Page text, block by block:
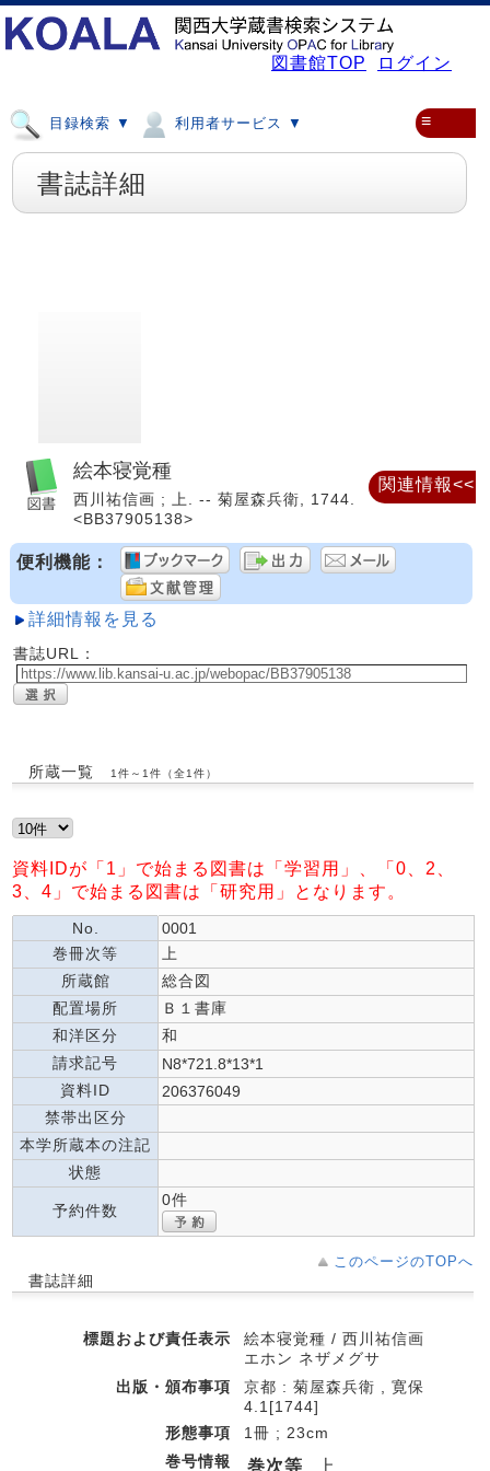
図書館TOP ログイン
目録検索 ▼ 利用者サービス ▼ ≡
書誌詳細
絵本寝覚種
西川祐信画 ; 上. -- 菊屋森兵衛, 1744.
<BB37905138>
便利機能：
詳細情報を見る
書誌URL：
所蔵一覧 1件～1件（全1件）
資料IDが「1」で始まる図書は「学習用」、「0、2、
3、4」で始まる図書は「研究用」となります。
No.
0001
巻冊次等
上
所蔵館
総合図
配置場所
Ｂ１書庫
和洋区分
和
請求記号
N8*721.8*13*1
資料ID
206376049
禁帯出区分
本学所蔵本の注記
状態
予約件数
0件
このページのTOPへ
書誌詳細
標題および責任表示
絵本寝覚種 / 西川祐信画
エホン ネザメグサ
出版・頒布事項
京都 : 菊屋森兵衛 , 寛保
4.1[1744]
形態事項
1冊 ; 23cm
巻号情報
巻次等 上
関連情報<<